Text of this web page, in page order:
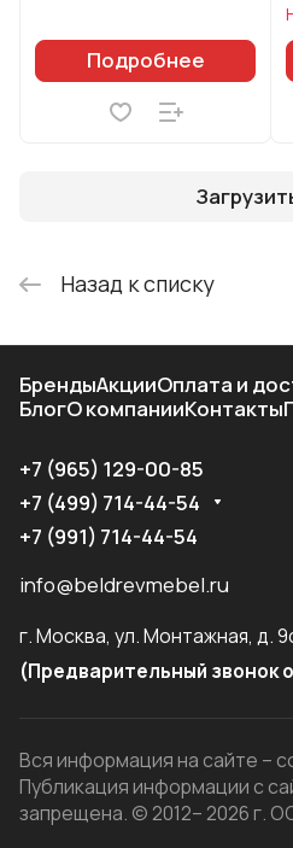
Подробнее
Назад к списку
БрендыАкцииОплата и
БлогО компанииКонтакты
+7 (965) 129-00-85
+7 (499) 714-44-54
+7 (991) 714-44-54
info@beldrevmebel.ru
г. Москва, ул. Монтажная, д.
(Предварительный звонок
Вся информация на сайте –
Публикация информации с
запрещена. © 2012– 2026 г.